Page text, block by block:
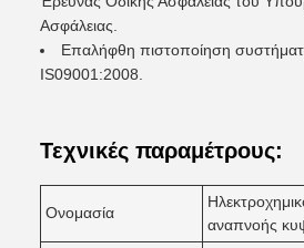
Ασφάλειας.
Επαλήφθη πιστοποίηση
IS09001:2008.
Τεχνικές παραμέτρους:
Ονομασία
αναπνοής